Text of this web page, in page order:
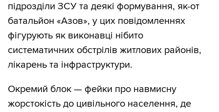
підрозділи ЗСУ та деякі формування, як-от
батальйон «Азов», у цих повідомленнях
фігурують як виконавці нібито
систематичних обстрілів житлових районів,
лікарень та інфраструктури.
Окремий блок — фейки про навмисну
жорстокість до цивільного населення, де